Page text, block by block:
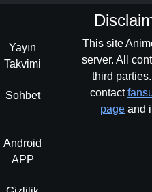
Yayın
Takvimi
Sohbet
Android
APP
This site
server. All
third
contact
page and